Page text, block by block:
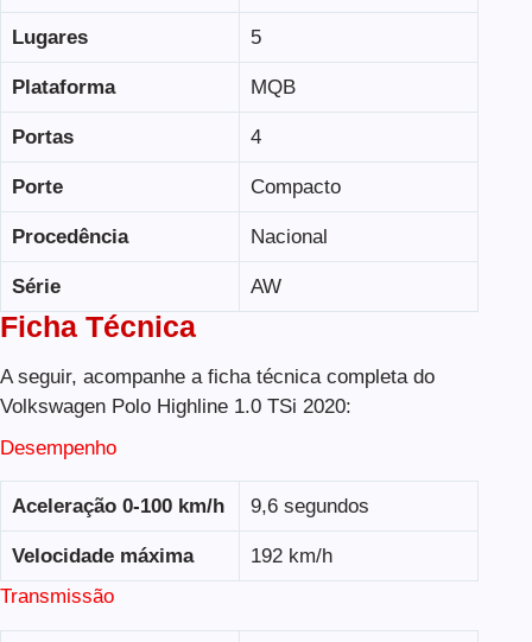
Lugares 5
Plataforma MQB
Portas 4
Porte Compacto
Procedência Nacional
Série AW
Ficha Técnica
A seguir, acompanhe a ficha técnica completa do
Volkswagen Polo Highline 1.0 TSi 2020:
Desempenho
Aceleração 0-100 km/h 9,6 segundos
Velocidade máxima
192 km/h
Transmissão